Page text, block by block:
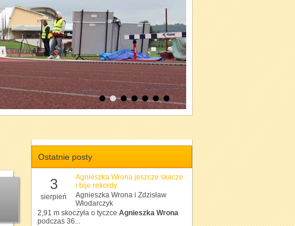
Ostatnie posty
3
sierpień
Agnieszka Wrona jeszcze skacze
i bije rekordy
Agnieszka Wrona i Zdzisław
Włodarczyk
2,91 m skoczyła o tyczce Agnieszka Wrona
podczas 36...